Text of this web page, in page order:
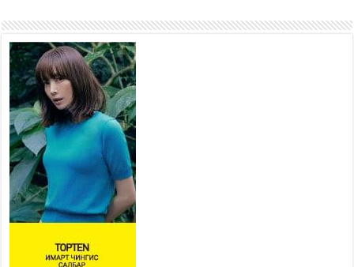
2026 оны 7 сар 21 / 16 цаг 47 минут
Тусгай замын автобус /BRT/
төслийн удирдах хорооны
ээлжит хуралдаан боллоо
2026 оны 7 сар 21 / 16 цаг 43 минут
Ерөнхий сайд Н.Учрал БНХАУ-
аас Монгол Улсад суугаа
Элчин сайд Шэнь
Миньжюанийг хүлээн авч
уулзав
2026 оны 7 сар 21 / 16 цаг 39 минут
БҮГД НАЙРАМДАХ ТАЖИКИСТАН УЛСТАЙ
ЭДИЙН ЗАСГИЙН ХАМТЫН АЖИЛЛАГААГ
ӨРГӨЖҮҮЛНЭ